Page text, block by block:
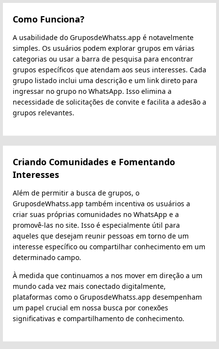
Como Funciona?
A usabilidade do GruposdeWhatss.app é notavelmente
simples. Os usuários podem explorar grupos em várias
categorias ou usar a barra de pesquisa para encontrar
grupos específicos que atendam aos seus interesses. Cada
grupo listado inclui uma descrição e um link direto para
ingressar no grupo no WhatsApp. Isso elimina a
necessidade de solicitações de convite e facilita a adesão a
grupos relevantes.
Criando Comunidades e Fomentando
Interesses
Além de permitir a busca de grupos, o
GruposdeWhatss.app também incentiva os usuários a
criar suas próprias comunidades no WhatsApp e a
promovê-las no site. Isso é especialmente útil para
aqueles que desejam reunir pessoas em torno de um
interesse específico ou compartilhar conhecimento em um
determinado campo.
À medida que continuamos a nos mover em direção a um
mundo cada vez mais conectado digitalmente,
plataformas como o GruposdeWhatss.app desempenham
um papel crucial em nossa busca por conexões
significativas e compartilhamento de conhecimento.